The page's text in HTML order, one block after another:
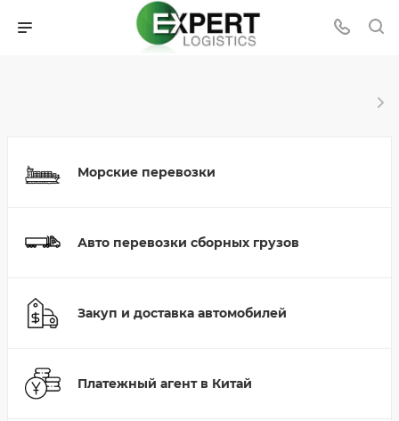
Морские перевозки
Авто перевозки сборных грузов
Закуп и доставка автомобилей
Платежный агент в Китай